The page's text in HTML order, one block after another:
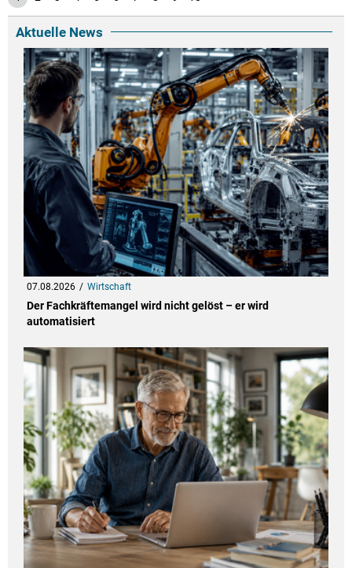
Aktuelle News
07.08.2026 Wirtschaft
Der Fachkräftemangel wird nicht gelöst – er wird
automatisiert